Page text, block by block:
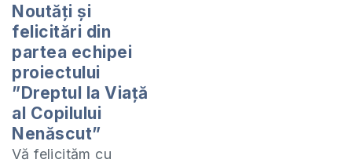
Noutăți și
felicitări din
partea echipei
proiectului
”Dreptul la Viață
al Copilului
Nenăscut”
Vă felicităm cu